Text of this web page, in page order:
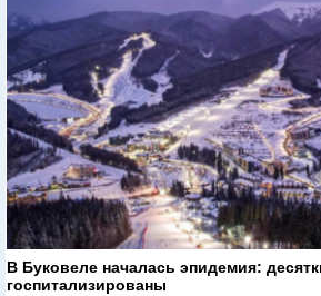
В Буковеле началась эпидемия:
госпитализированы